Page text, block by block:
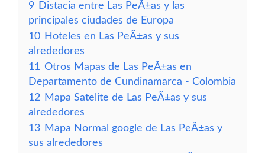
9 Distacia entre Las PeÃ±as y las
principales ciudades de Europa
10 Hoteles en Las PeÃ±as y sus
alrededores
11 Otros Mapas de Las PeÃ±as en
Departamento de Cundinamarca - Colombia
12 Mapa Satelite de Las PeÃ±as y sus
alrededores
13 Mapa Normal google de Las PeÃ±as y
sus alrededores